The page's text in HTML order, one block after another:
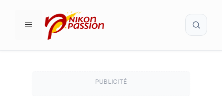
MENU
PUBLICITÉ